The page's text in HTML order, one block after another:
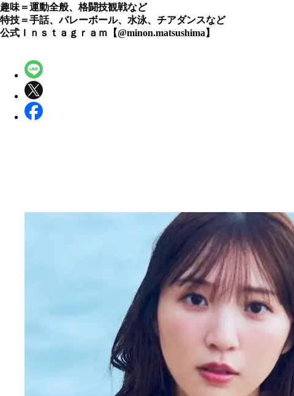
趣味＝運動全般、格闘技観戦など
特技＝手話、バレーボール、水泳、チアダンスなど
公式Ｉｎｓｔａｇｒａｍ【@minon.matsushima】